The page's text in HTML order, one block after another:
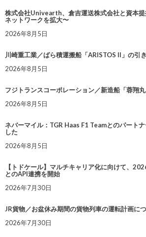
株式会社Univearth、倉吉運送株式会社と資本
ネットワークを拡大〜
2026年8月5日
川崎重工業／ばら積運搬船「ARISTOS II」の引
2026年8月5日
フジトランスコーポレーション／新造船「蓉翔
2026年8月5日
ネバーマイル：TGR Haas F1 Teamとのパート
した
2026年8月5日
【トドケール】マルチキャリア化に向けて、
とのAPI連携を開始
2026年7月30日
JR貨物／お盆休み期間の貨物列車の運転計画に
2026年7月30日